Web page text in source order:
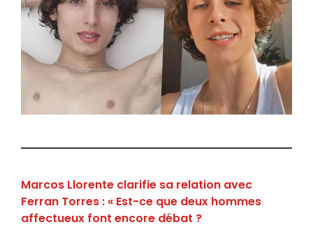
Marcos Llorente clarifie sa relation avec
Ferran Torres : « Est-ce que deux hommes
affectueux font encore débat ?